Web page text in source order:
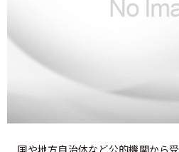
国や地方自治体など公的機関から